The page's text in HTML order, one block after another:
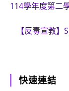
more
articles
114學年度第二
【反毒宣教
快速連結